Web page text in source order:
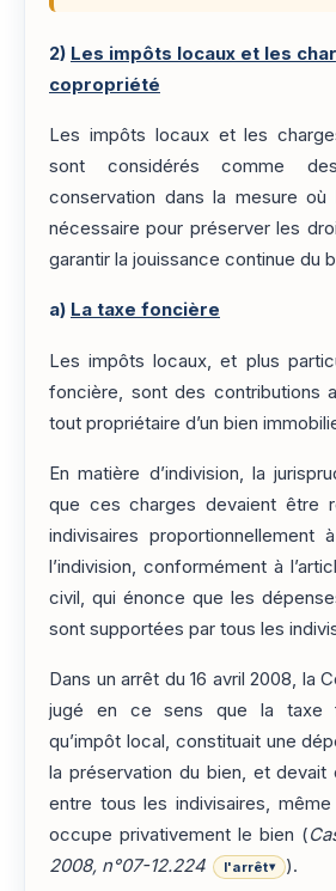
2) Les impôts locaux et les
copropriété
Les impôts locaux et les
sont considérés comme
conservation dans la mesure
nécessaire pour préserver les
garantir la jouissance continue du
a) La taxe foncière
Les impôts locaux, et plus
foncière, sont des contributions
tout propriétaire d’un bien
En matière d’indivision, la
que ces charges devaient être
indivisaires proportionnellement
l’indivision, conformément à
civil, qui énonce que les
sont supportées par tous les
Dans un arrêt du 16 avril 2008, la
jugé en ce sens que la taxe
qu’impôt local, constituait une
la préservation du bien, et
entre tous les indivisaires, même
occupe privativement le bien (
2008, n°07-12.224
l'arrêt▾ ).